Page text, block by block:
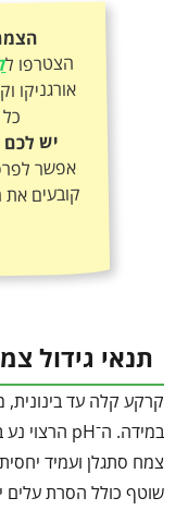
הצטרפו ל
יש
אפשר
קובעים את
תנאי גידול
קרקע קלה עד בינונית,
במידה. ה־pH הרצוי נע בין 6 ל־7.5
צמח סתגלן ועמיד
שוטף כולל הסרת עלים